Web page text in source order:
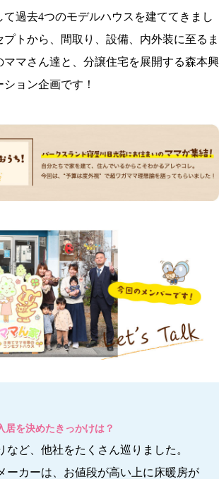
過去4つのモデルハウスを建ててきまし
トから、間取り、設備、内外装に至るま
ママさん達と、分譲住宅を展開する森本興
ョン企画です！
居を決めたきっかけは？
など、他社をたくさん巡りました。
ーカーは、お値段が高い上に床暖房が